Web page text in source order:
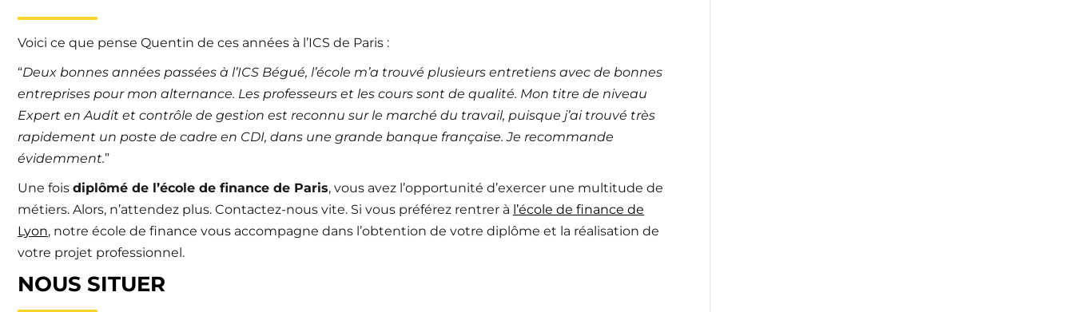
Voici ce que pense Quentin de ces années à l’ICS de Paris :
“Deux bonnes années passées à l’ICS Bégué, l’école m’a trouvé plusieurs entretiens avec de bonnes
entreprises pour mon alternance. Les professeurs et les cours sont de qualité. Mon titre de niveau
Expert en Audit et contrôle de gestion est reconnu sur le marché du travail, puisque j’ai trouvé très
rapidement un poste de cadre en CDI, dans une grande banque française. Je recommande
évidemment.”
Une fois diplômé de l’école de finance de Paris, vous avez l’opportunité d’exercer une multitude de
métiers. Alors, n’attendez plus. Contactez-nous vite. Si vous préférez rentrer à l’école de finance de
Lyon, notre école de finance vous accompagne dans l’obtention de votre diplôme et la réalisation de
votre projet professionnel.
NOUS SITUER